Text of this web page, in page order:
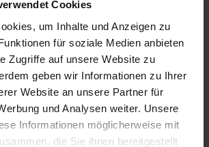
Cookies
um Inhalte und Anzeigen zu
für soziale Medien anbieten
Zugriffe auf unsere Website zu
geben wir Informationen zu Ihrer
Website an unsere Partner für
und Analysen weiter. Unsere
Informationen möglicherweise mit
die Sie ihnen bereitgestellt